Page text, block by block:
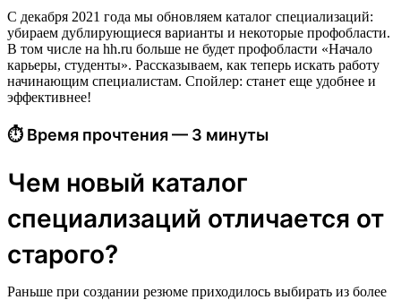
С декабря 2021 года мы обновляем каталог специализаций:
убираем дублирующиеся варианты и некоторые профобласти.
В том числе на hh.ru больше не будет профобласти «Начало
карьеры, студенты». Рассказываем, как теперь искать работу
начинающим специалистам. Спойлер: станет еще удобнее и
эффективнее!
⏱ Время прочтения — 3 минуты
Чем новый каталог
специализаций отличается от
старого?
Раньше при создании резюме приходилось выбирать из более